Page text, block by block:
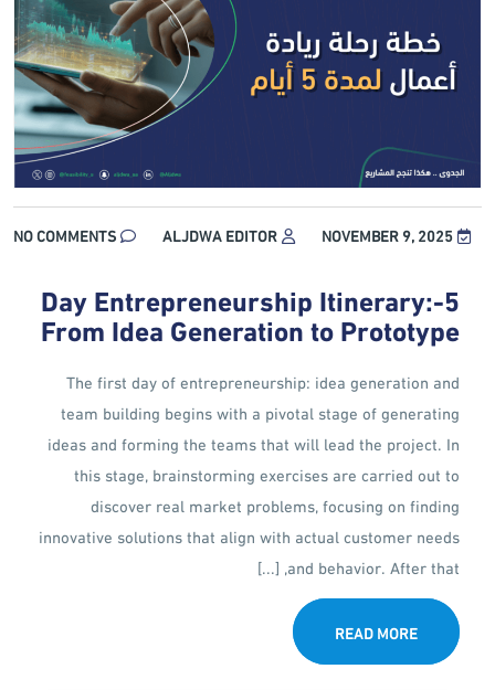
NOVEMBER 9, 2025
ALJDWA EDITOR
NO COMMENTS
5-Day Entrepreneurship Itinerary:
From Idea Generation to Prototype
The first day of entrepreneurship: idea generation and
team building begins with a pivotal stage of generating
ideas and forming the teams that will lead the project. In
this stage, brainstorming exercises are carried out to
discover real market problems, focusing on finding
innovative solutions that align with actual customer needs
and behavior. After that, [...]
READ MORE